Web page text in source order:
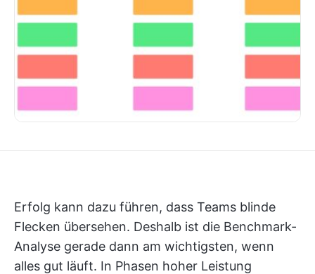
Erfolg kann dazu führen, dass Teams blinde
Flecken übersehen. Deshalb ist die Benchmark-
Analyse gerade dann am wichtigsten, wenn
alles gut läuft. In Phasen hoher Leistung